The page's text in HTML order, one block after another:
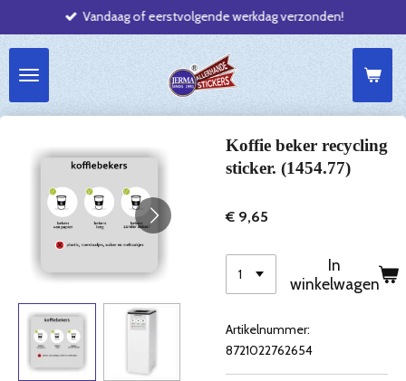
direct
de
hoofdinhoud
Vandaag of eerstvolgende werkdag verzonden!
Koffie beker recycling
sticker. (1454.77)
€ 9,65
In
winkelwagen
Artikelnummer:
8721022762654